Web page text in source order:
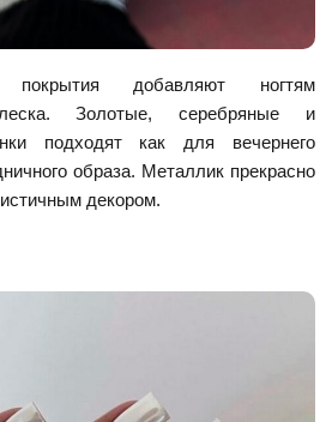
покрытия добавляют ногтям
Золотые, серебряные и
подходят как для вечернего
образа. Металлик прекрасно
декором.